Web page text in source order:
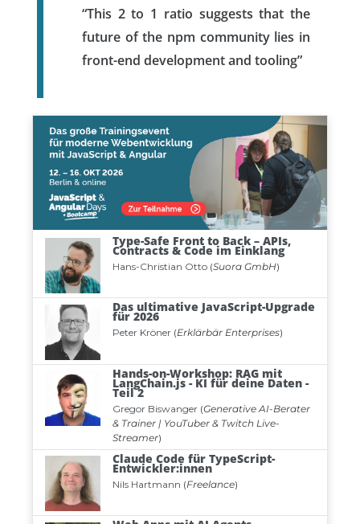
“This 2 to 1 ratio suggests that the
future of the npm community lies in
front-end development and tooling”